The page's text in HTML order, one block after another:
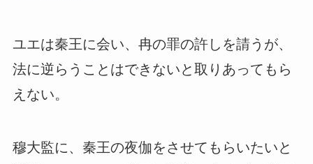
ユエは秦王に会い、冉の罪の許しを請うが、
法に逆らうことはできないと取りあってもら
えない。
穆大監に、秦王の夜伽をさせてもらいたいと